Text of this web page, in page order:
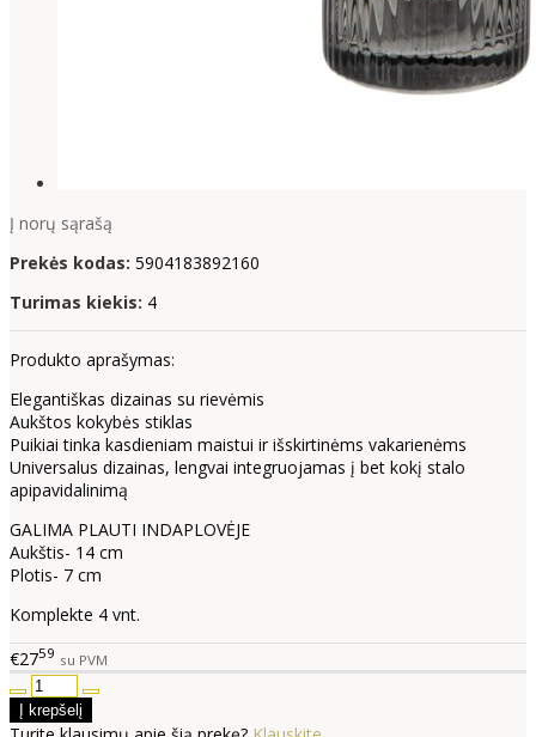
Į norų sąrašą
Prekės kodas: 5904183892160
Turimas kiekis: 4
Produkto aprašymas:
Elegantiškas dizainas su rievėmis
Aukštos kokybės stiklas
Puikiai tinka kasdieniam maistui ir išskirtinėms vakarienėms
Universalus dizainas, lengvai integruojamas į bet kokį stalo
apipavidalinimą
GALIMA PLAUTI INDAPLOVĖJE
Aukštis- 14 cm
Plotis- 7 cm
Komplekte 4 vnt.
€2759 su PVM